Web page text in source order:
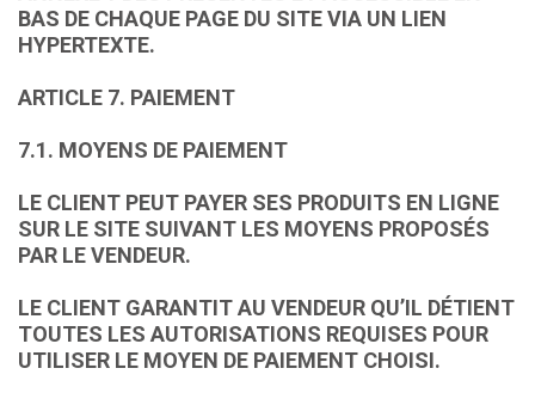
BAS DE CHAQUE PAGE DU SITE VIA UN LIEN
HYPERTEXTE.
ARTICLE 7. PAIEMENT
7.1. MOYENS DE PAIEMENT
LE CLIENT PEUT PAYER SES PRODUITS EN LIGNE
SUR LE SITE SUIVANT LES MOYENS PROPOSÉS
PAR LE VENDEUR.
LE CLIENT GARANTIT AU VENDEUR QU’IL DÉTIENT
TOUTES LES AUTORISATIONS REQUISES POUR
UTILISER LE MOYEN DE PAIEMENT CHOISI.